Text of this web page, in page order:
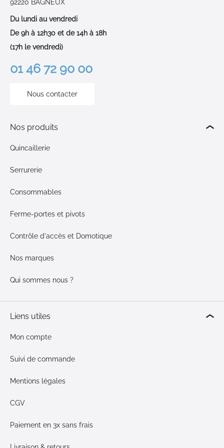
92220 BAGNEUX
Du lundi au vendredi
De 9h à 12h30 et de 14h à 18h
(17h le vendredi)
01 46 72 90 00
Nous contacter
Nos produits
Quincaillerie
Serrurerie
Consommables
Ferme-portes et pivots
Contrôle d'accès et Domotique
Nos marques
Qui sommes nous ?
Liens utiles
Mon compte
Suivi de commande
Mentions légales
CGV
Paiement en 3x sans frais